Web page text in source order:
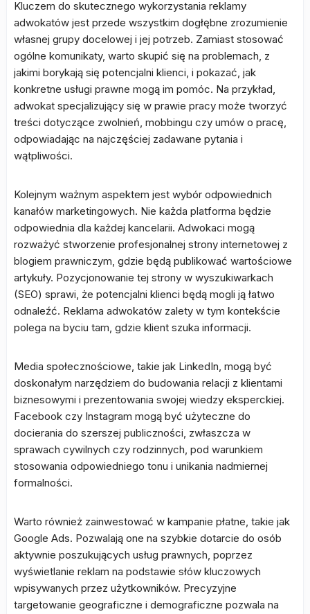
Kluczem do skutecznego wykorzystania reklamy
adwokatów jest przede wszystkim dogłębne zrozumienie
własnej grupy docelowej i jej potrzeb. Zamiast stosować
ogólne komunikaty, warto skupić się na problemach, z
jakimi borykają się potencjalni klienci, i pokazać, jak
konkretne usługi prawne mogą im pomóc. Na przykład,
adwokat specjalizujący się w prawie pracy może tworzyć
treści dotyczące zwolnień, mobbingu czy umów o pracę,
odpowiadając na najczęściej zadawane pytania i
wątpliwości.
Kolejnym ważnym aspektem jest wybór odpowiednich
kanałów marketingowych. Nie każda platforma będzie
odpowiednia dla każdej kancelarii. Adwokaci mogą
rozważyć stworzenie profesjonalnej strony internetowej z
blogiem prawniczym, gdzie będą publikować wartościowe
artykuły. Pozycjonowanie tej strony w wyszukiwarkach
(SEO) sprawi, że potencjalni klienci będą mogli ją łatwo
odnaleźć. Reklama adwokatów zalety w tym kontekście
polega na byciu tam, gdzie klient szuka informacji.
Media społecznościowe, takie jak LinkedIn, mogą być
doskonałym narzędziem do budowania relacji z klientami
biznesowymi i prezentowania swojej wiedzy eksperckiej.
Facebook czy Instagram mogą być użyteczne do
docierania do szerszej publiczności, zwłaszcza w
sprawach cywilnych czy rodzinnych, pod warunkiem
stosowania odpowiedniego tonu i unikania nadmiernej
formalności.
Warto również zainwestować w kampanie płatne, takie jak
Google Ads. Pozwalają one na szybkie dotarcie do osób
aktywnie poszukujących usług prawnych, poprzez
wyświetlanie reklam na podstawie słów kluczowych
wpisywanych przez użytkowników. Precyzyjne
targetowanie geograficzne i demograficzne pozwala na